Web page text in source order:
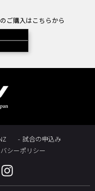
ご購入はこちらから
試合の申込み
シーポリシー